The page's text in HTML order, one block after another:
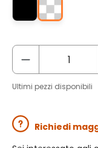
Ultimi pezzi disponibili
Richiedi